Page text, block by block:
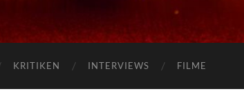
KRITIKEN INTERVIEWS FILME